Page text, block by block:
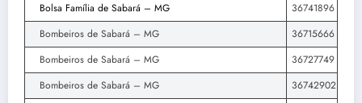
Bolsa Família de Sabará – MG
36741896
Bombeiros de Sabará – MG
36715666
Bombeiros de Sabará – MG
36727749
Bombeiros de Sabará – MG
36742902